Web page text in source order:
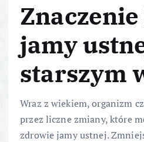
jamy
starszym
Wraz z wiekiem, organizm
przez liczne zmiany, które
zdrowie jamy ustnej.